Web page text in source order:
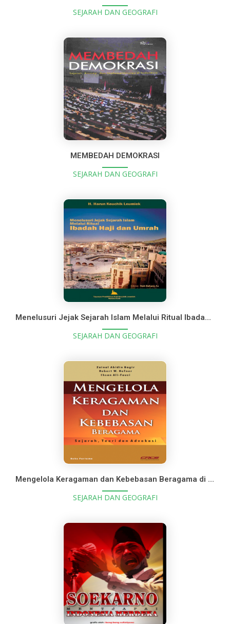
SEJARAH DAN GEOGRAFI
MEMBEDAH DEMOKRASI
SEJARAH DAN GEOGRAFI
Menelusuri Jejak Sejarah Islam Melalui Ritual Ibadah Haji dan Umrah
SEJARAH DAN GEOGRAFI
Mengelola Keragaman dan Kebebasan Beragama di Indonesia: Sejarah, Teori dan Advokasi
SEJARAH DAN GEOGRAFI